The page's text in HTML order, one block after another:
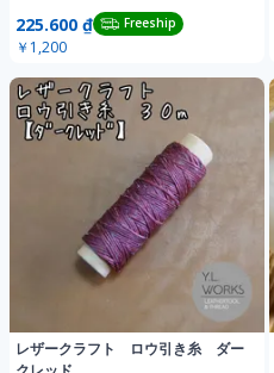
225.600 ₫ Freeship
￥1,200
レザークラフト ロウ引き糸 ダー